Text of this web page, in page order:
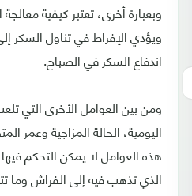
وبعبارة أخرى، تعتبر كيفية
ويؤدي الإفراط في تناول السكر
اندفاع السكر في الصباح.
ومن بين العوامل الأخرى التي
اليومية، الحالة المزاجية وعمر
هذه العوامل لا يمكن التحكم
الذي تذهب فيه إلى الفراش وما